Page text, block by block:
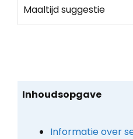
Maaltijd suggestie
Inhoudsopgave
Informatie over